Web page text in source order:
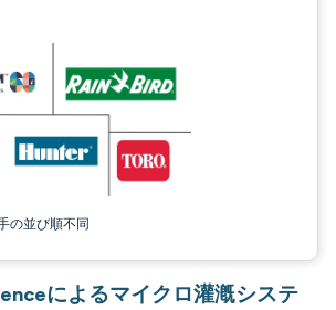
の並び順不同
。再利用にはCC BY 4.0の表示が必要です。
によるマイクロ灌漑システ